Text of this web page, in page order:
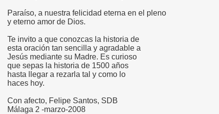
Paraíso, a nuestra felicidad eterna en el pleno
y eterno amor de Dios.
Te invito a que conozcas la historia de
esta oración tan sencilla y agradable a
Jesús mediante su Madre. Es curioso
que sepas la historia de 1500 años
hasta llegar a rezarla tal y como lo
haces hoy.
Con afecto, Felipe Santos, SDB
Málaga 2 -marzo-2008